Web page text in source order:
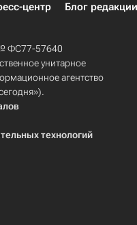
центр Блог редакции
№ ФС77-57640
унитарное
агентство
технологий